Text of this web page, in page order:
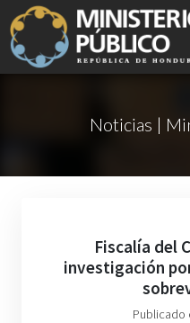
Noticias |
Fiscalía del
investigación
Publicado